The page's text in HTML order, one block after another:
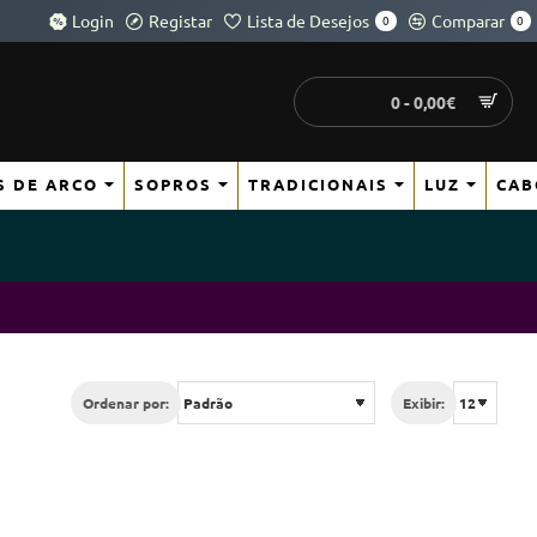
Login Registar Lista de Desejos 0 Comparar 0
0 - 0,00€
DE ARCO SOPROS TRADICIONAIS LUZ
Ordenar por: Exibir: